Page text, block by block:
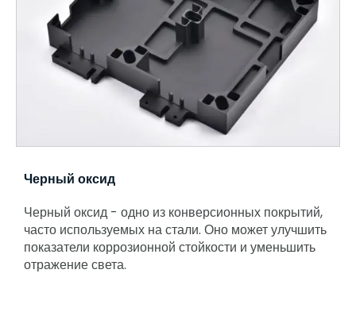
Черный оксид
Черный оксид - одно из конверсионных покрытий,
часто используемых на стали. Оно может улучшить
показатели коррозионной стойкости и уменьшить
отражение света.